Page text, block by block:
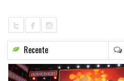
Recente